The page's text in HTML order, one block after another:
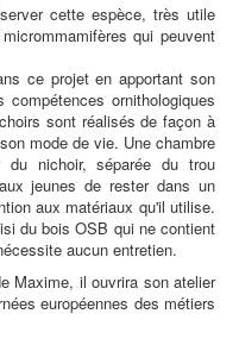
cette espèce, très utile
qui peuvent
ce projet en apportant son
ornithologiques
sont réalisés de façon à
mode de vie. Une chambre
du nichoir, séparée du trou
jeunes de rester dans un
aux matériaux qu'il utilise.
du bois OSB qui ne contient
aucun entretien.
Maxime, il ouvrira son atelier
européennes des métiers